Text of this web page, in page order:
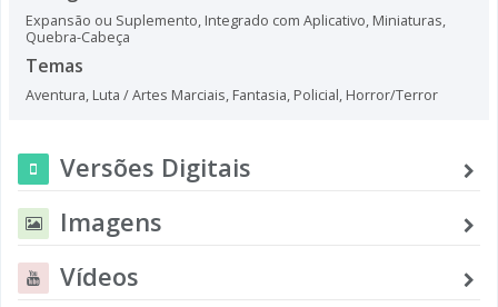
Expansão ou Suplemento, Integrado com Aplicativo, Miniaturas,
Quebra-Cabeça
Temas
Aventura, Luta / Artes Marciais, Fantasia, Policial, Horror/Terror
Versões Digitais
Imagens
Vídeos